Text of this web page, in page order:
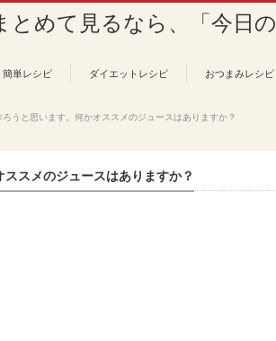
簡単レシピ ダイエットレシピ おつまみレシピ
うと思います。何かオススメのジュースはありますか？
スメのジュースはありますか？